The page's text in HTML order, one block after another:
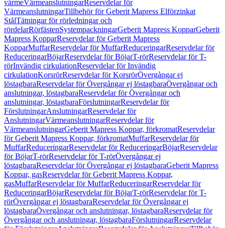
värmeVärmeanslutningarReservdelar för
VärmeanslutningarTillbehör för Geberit Mapress Elförzinkat
StålTätningar för rörledningar och
rördelarRörfästenSystempackningarGeberit Mapress KopparGeberit
Mapress KopparReservdelar för Geberit Mapress
KopparMuffarReservdelar för MuffarReduceringarReservdelar för
ReduceringarBöjarReservdelar för BöjarT-rörReservdelar för T-
rörInvändig cirkulationReservdelar för Invändig
cirkulationKorsrörReservdelar för KorsrörÖvergångar ej
löstagbaraReservdelar för Övergångar ej löstagbaraÖvergångar och
anslutningar, löstagbaraReservdelar för Övergångar och
anslutningar, löstagbaraFörslutningarReservdelar för
FörslutningarAnslutningarReservdelar för
AnslutningarVärmeanslutningarReservdelar för
VärmeanslutningarGeberit Mapress Koppar, förkromatReservdelar
för Geberit Mapress Koppar, förkromatMuffarReservdelar för
MuffarReduceringarReservdelar för ReduceringarBöjarReservdelar
för BöjarT-rörReservdelar för T-rörÖvergångar ej
löstagbaraReservdelar för Övergångar ej löstagbaraGeberit Mapress
Koppar, gasReservdelar för Geberit Mapress Koppar,
gasMuffarReservdelar för MuffarReduceringarReservdelar för
ReduceringarBöjarReservdelar för BöjarT-rörReservdelar för T-
rörÖvergångar ej löstagbaraReservdelar för Övergångar ej
löstagbaraÖvergångar och anslutningar, löstagbaraReservdelar för
Övergångar och anslutningar, löstagbaraFörslutningarReservdelar